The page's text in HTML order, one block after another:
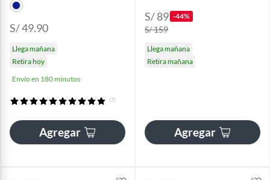
S/ 49.90
Llega mañana
Retira hoy
Envío en 180 minutos
(7)
Agregar
S/ 89 -44%
S/ 159
Llega mañana
Retira mañana
Agregar